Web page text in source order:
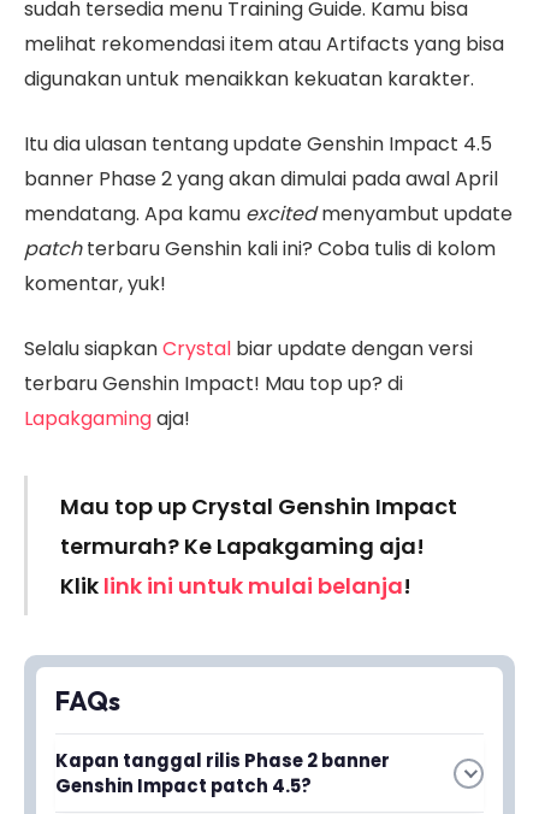
sudah tersedia menu Training Guide. Kamu bisa
melihat rekomendasi item atau Artifacts yang bisa
digunakan untuk menaikkan kekuatan karakter.
Itu dia ulasan tentang update Genshin Impact 4.5
banner Phase 2 yang akan dimulai pada awal April
mendatang. Apa kamu excitedmenyambut update
patchterbaru Genshin kali ini? Coba tulis di kolom
komentar, yuk!
Selalu siapkanCrystal biar update dengan versi
terbaru Genshin Impact! Mau top up? di
Lapakgamingaja!
Mau top up Crystal Genshin Impact
termurah? Ke Lapakgaming aja!
Klik link ini untuk mulai belanja!
FAQs
Kapan tanggal rilis Phase 2 banner
Genshin Impact patch 4.5?